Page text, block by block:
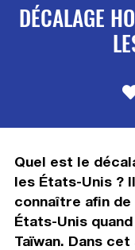
DÉCALAGE
Quel est le
les États-Unis ?
connaître afin
États-Unis
Taïwan. Dans